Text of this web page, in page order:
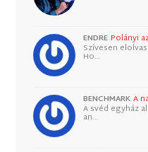
ENDRE Polányi
Szívesen
Ho…
BENCHMARK A
A svéd egyház
an…